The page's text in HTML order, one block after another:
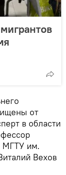
от
в области
МГТУ им.
Вехов